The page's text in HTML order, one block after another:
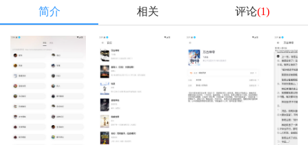
简介 相关 评论(1)